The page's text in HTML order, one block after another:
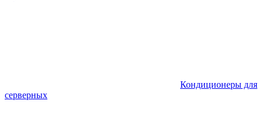
Кондиционеры для
серверных